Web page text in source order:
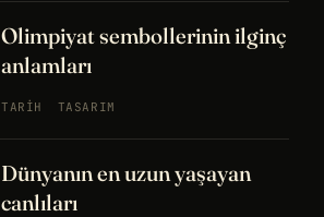
Olimpiyat sembollerinin ilginç
anlamları
TARIH TASARIM
Dünyanın en uzun yaşayan
canlıları